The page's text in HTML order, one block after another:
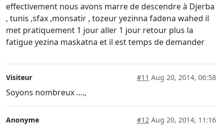
effectivement nous avons marre de descendre à Djerba
, tunis ,sfax ,monsatir , tozeur yezinna fadena wahed il
met pratiquement 1 jour aller 1 jour retour plus la
fatigue yezina maskatna et il est temps de demander
Visiteur #11 Aug 20, 2014, 06:58
Soyons nombreux ....,
Anonyme #12 Aug 20, 2014, 11:16